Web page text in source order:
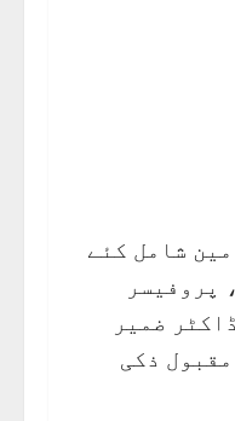
کتاب میں 58 مشاہیر کے مضامین شامل کئے
پروفیسر
ضمیر
ذکی